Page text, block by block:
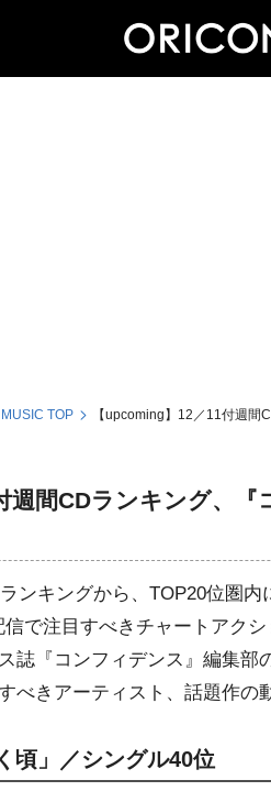
TOP 【upcoming】12／11付週間
週間CDランキング、『
ンキングから、TOP20位圏内
で注目すべきチャートアク
誌『コンフィデンス』編集部
べきアーティスト、話題作の
頃」／シングル40位